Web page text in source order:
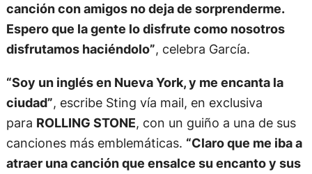
canción con amigos no deja de sorprenderme.
Espero que la gente lo disfrute como nosotros
disfrutamos haciéndolo”, celebra García.
“Soy un inglés en Nueva York, y me encanta la
ciudad”, escribe Sting vía mail, en exclusiva
para ROLLING STONE, con un guiño a una de sus
canciones más emblemáticas. “Claro que me iba a
atraer una canción que ensalce su encanto y sus